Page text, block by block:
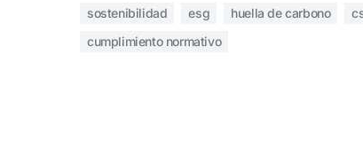
sostenibilidad
esg huella de carbono
cumplimiento normativo